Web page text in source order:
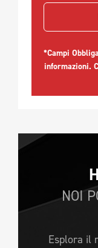
*Campi
informazioni.
NOI
Esplora il